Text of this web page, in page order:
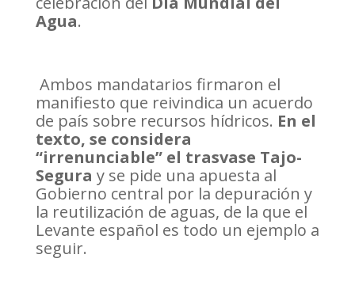
Agua.
Ambos mandatarios firmaron el
manifiesto que reivindica un acuerdo
de país sobre recursos hídricos. En el
texto, se considera
“irrenunciable” el trasvase Tajo-
Segura y se pide una apuesta al
Gobierno central por la depuración y
la reutilización de aguas, de la que el
Levante español es todo un ejemplo a
seguir.